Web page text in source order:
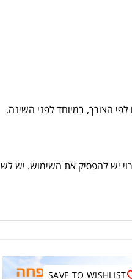
לפי הצורך, במיוחדלפני השינה.
ישלהפסיק את השימוש. יש
SAVE TO WISHLIST